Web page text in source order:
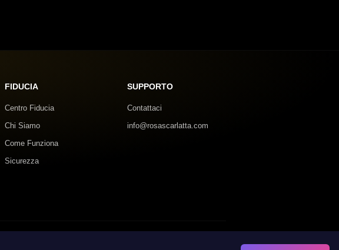
FIDUCIA
Centro Fiducia
Chi Siamo
Come Funziona
Sicurezza
SUPPORTO
Contattaci
info@rosascarlatta.com